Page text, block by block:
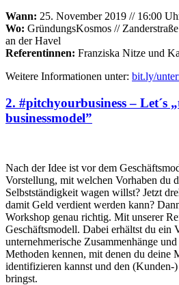
Wann: 25. November 2019 // 16:00
Wo: GründungsKosmos //
an der Havel
Referentinnen: Franziska Nitze und
Weitere Informationen unter: bit.ly/
2. #pitchyourbusiness – Let´s
businessmodel”
Nach der Idee ist vor dem
Vorstellung, mit welchen Vorhaben du
Selbstständigkeit wagen willst? Jetzt
damit Geld verdient werden kann?
Workshop genau richtig. Mit unserer
Geschäftsmodell. Dabei erhältst du ein
unternehmerische Zusammenhänge
Methoden kennen, mit denen du deine
identifizieren kannst und den (Kunden-
bringst.